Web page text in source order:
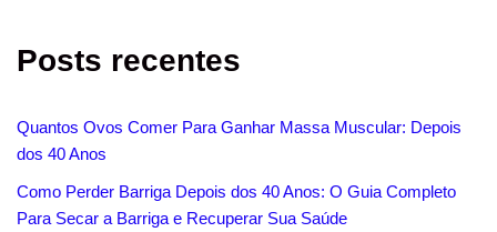
Posts recentes
Quantos Ovos Comer Para Ganhar Massa Muscular: Depois
dos 40 Anos
Como Perder Barriga Depois dos 40 Anos: O Guia Completo
Para Secar a Barriga e Recuperar Sua Saúde